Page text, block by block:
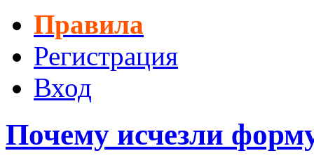
Правила
Регистрация
Вход
Почему исчезли